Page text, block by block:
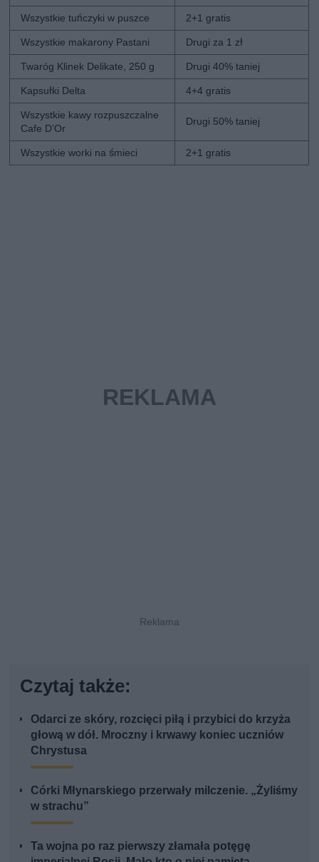
Wszystkie tuńczyki w puszce 2+1 gratis
Wszystkie makarony Pastani Drugi za 1 zł
Twaróg Klinek Delikate, 250 g Drugi 40% taniej
Kapsułki Delta 4+4 gratis
Wszystkie kawy rozpuszczalne
Cafe D’Or
Drugi 50% taniej
Wszystkie worki na śmieci 2+1 gratis
Czytaj także:
Odarci ze skóry, rozcięci piłą i przybici do krzyża
głową w dół. Mroczny i krwawy koniec uczniów
Chrystusa
Córki Młynarskiego przerwały milczenie. „Żyliśmy
w strachu”
Ta wojna po raz pierwszy złamała potęgę